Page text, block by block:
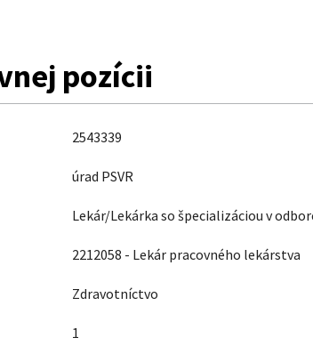
pozícii
2543339
úrad PSVR
Lekár/Lekárka so špecializáciou v
2212058 - Lekár pracovného lekárstva
Zdravotníctvo
1